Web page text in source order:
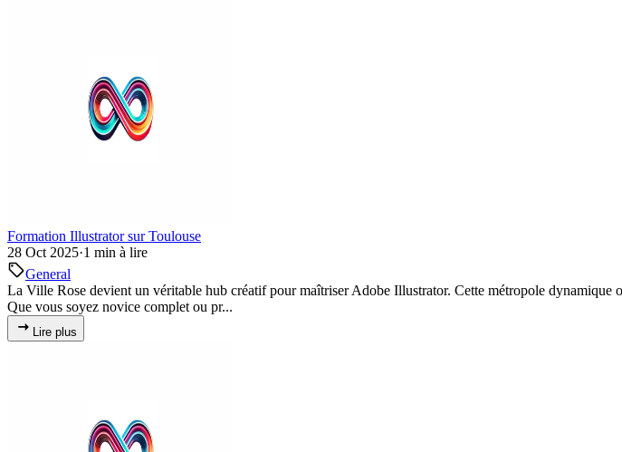
Formation Illustrator sur Toulouse
28 Oct 2025·1 min à lire
General
La Ville Rose devient un véritable hub créatif pour maîtriser Adobe Illustrator. Cette métropole
Que vous soyez novice complet ou pr...
Lire plus